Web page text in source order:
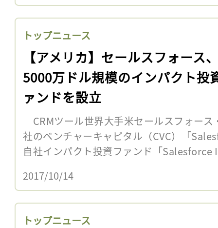
トップニュース
【アメリカ】セールスフォース
5000万ドル規模のインパクト投
ァンドを設立
CRMツール世界大手米セールスフォー
社のベンチャーキャピタル（CVC）「
自社インパクト投資ファンド「
2017/10/14
トップニュース